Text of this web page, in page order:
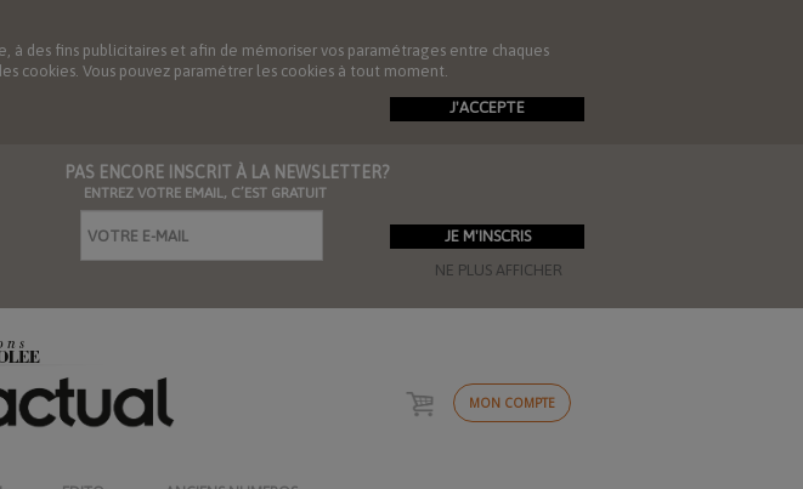
des fins publicitaires et afin de mémoriser vos paramétrages entre chaques
cookies. Vous pouvez paramétrer les cookies à tout moment.
J'ACCEPTE
NE PLUS AFFICHER
PAS ENCORE INSCRIT À LA NEWSLETTER?
ENTREZ VOTRE EMAIL, C’EST GRATUIT
MON COMPTE